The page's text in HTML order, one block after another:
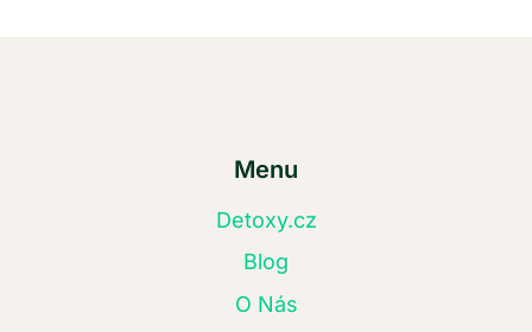
Menu
Detoxy.cz
Blog
O Nás